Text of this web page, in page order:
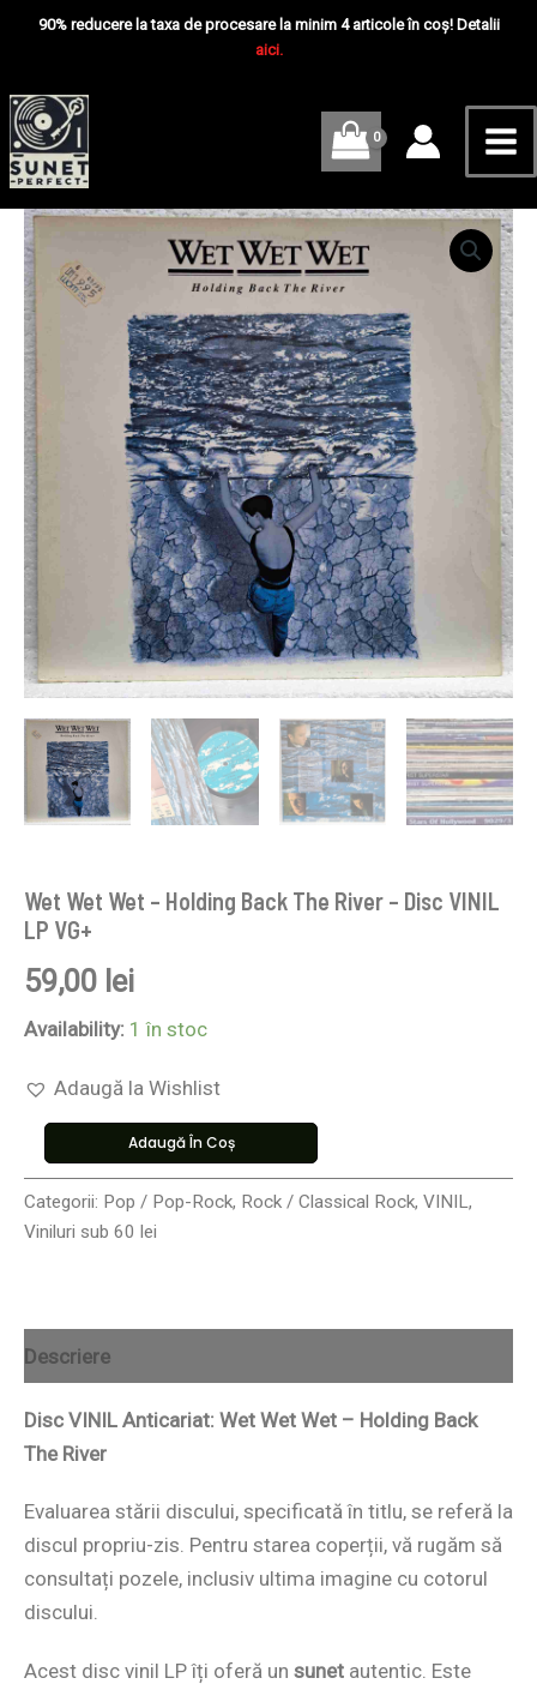
90% reducere la taxa de procesare la minim 4 articole în coș! Detalii
aici.
Wet Wet Wet – Holding Back The River – Disc VINIL
LP VG+
59,00 lei
Availability: 1 în stoc
Adaugă la Wishlist
Cantitate
Wet
Wet
Wet
–
Holding
Back
The
River
-
Disc
VINIL
LP
VG+
Adaugă În Coș
Categorii: Pop / Pop-Rock, Rock / Classical Rock, VINIL,
Viniluri sub 60 lei
Descriere
Disc VINIL Anticariat: Wet Wet Wet – Holding Back
The River
Evaluarea stării discului, specificată în titlu, se referă la
discul propriu-zis. Pentru starea coperții, vă rugăm să
consultați pozele, inclusiv ultima imagine cu cotorul
discului.
Acest disc vinil LP îți oferă un sunet autentic. Este
Holding
VG+